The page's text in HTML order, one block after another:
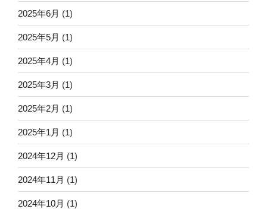
2025年6月 (1)
2025年5月 (1)
2025年4月 (1)
2025年3月 (1)
2025年2月 (1)
2025年1月 (1)
2024年12月 (1)
2024年11月 (1)
2024年10月 (1)